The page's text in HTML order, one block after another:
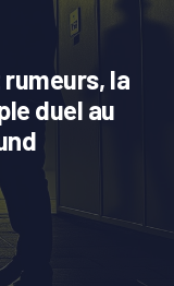
la
duel au